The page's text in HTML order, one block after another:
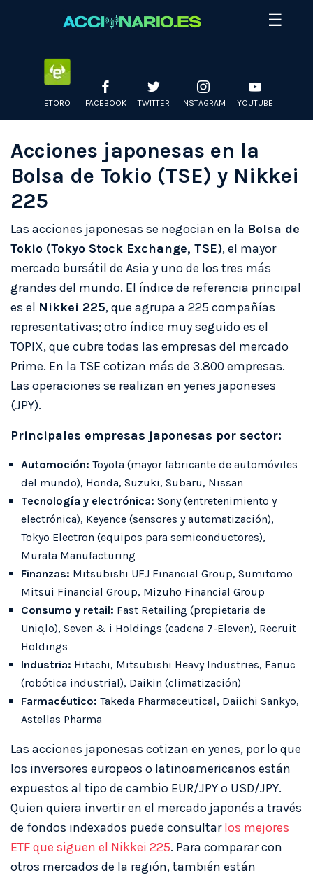
☰
ETORO FACEBOOK TWITTER INSTAGRAM YOUTUBE
Acciones japonesas en la
Bolsa de Tokio (TSE) y Nikkei
225
Las acciones japonesas se negocian en la Bolsa de
Tokio (Tokyo Stock Exchange, TSE), el mayor
mercado bursátil de Asia y uno de los tres más
grandes del mundo. El índice de referencia principal
es el Nikkei 225, que agrupa a 225 compañías
representativas; otro índice muy seguido es el
TOPIX, que cubre todas las empresas del mercado
Prime. En la TSE cotizan más de 3.800 empresas.
Las operaciones se realizan en yenes japoneses
(JPY).
Principales empresas japonesas por sector:
Automoción: Toyota (mayor fabricante de automóviles
del mundo), Honda, Suzuki, Subaru, Nissan
Tecnología y electrónica: Sony (entretenimiento y
electrónica), Keyence (sensores y automatización),
Tokyo Electron (equipos para semiconductores),
Murata Manufacturing
Finanzas: Mitsubishi UFJ Financial Group, Sumitomo
Mitsui Financial Group, Mizuho Financial Group
Consumo y retail: Fast Retailing (propietaria de
Uniqlo), Seven & i Holdings (cadena 7-Eleven), Recruit
Holdings
Industria: Hitachi, Mitsubishi Heavy Industries, Fanuc
(robótica industrial), Daikin (climatización)
Farmacéutico: Takeda Pharmaceutical, Daiichi Sankyo,
Astellas Pharma
Las acciones japonesas cotizan en yenes, por lo que
los inversores europeos o latinoamericanos están
expuestos al tipo de cambio EUR/JPY o USD/JPY.
Quien quiera invertir en el mercado japonés a través
de fondos indexados puede consultarlos mejores
ETF que siguen el Nikkei 225. Para comparar con
otros mercados de la región, también están